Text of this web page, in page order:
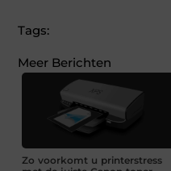
Tags:
Meer Berichten
Zo voorkomt u printerstress